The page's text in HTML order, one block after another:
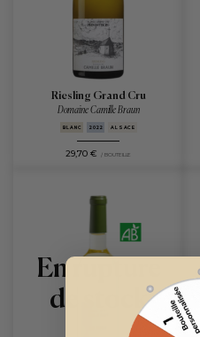
Riesling Grand Cru
Domaine Camille Braun
BLANC 2022 ALSACE
29,70 € / BOUTEILLE
En rupture
de stock